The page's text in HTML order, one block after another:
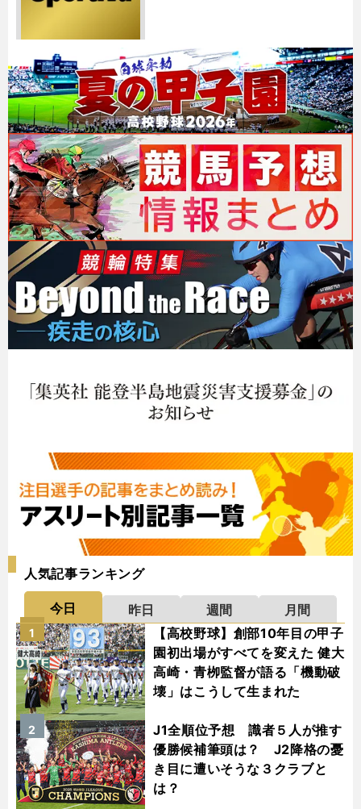
人気記事ランキング
今日 昨日 週間
月間
【高校野球】創部10年目の甲子
園初出場がすべてを変えた 健大
高崎・青栁監督が語る「機動破
壊」はこうして生まれた
1
J1全順位予想 識者５人が推す
優勝候補筆頭は？ J2降格の憂
き目に遭いそうな３クラブと
は？
2